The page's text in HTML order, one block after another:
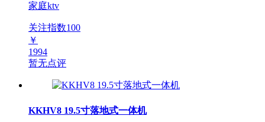
家庭ktv
关注指数100
￥
1994
暂无点评
KKHV8 19.5寸落地式一体机